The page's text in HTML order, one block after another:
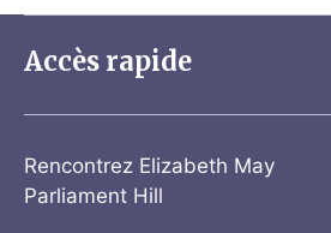
Accès rapide
Rencontrez Elizabeth May
Parliament Hill